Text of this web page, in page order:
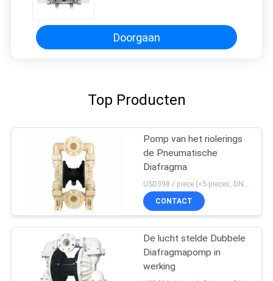
Doorgaan
Top Producten
Pomp van het riolerings
de Pneumatische
Diafragma
CONTACT
De lucht stelde Dubbele
Diafragmapomp in
werking